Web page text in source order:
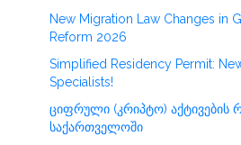
New Migration Law Changes in
Reform 2026
Simplified Residency Permit:
Specialists!
ციფრული (კრიპტო) აქტივების
საქართველოში